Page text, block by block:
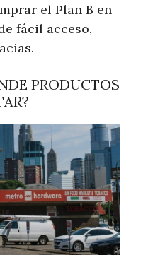
el Plan B en
fácil acceso,
PRODUCTOS